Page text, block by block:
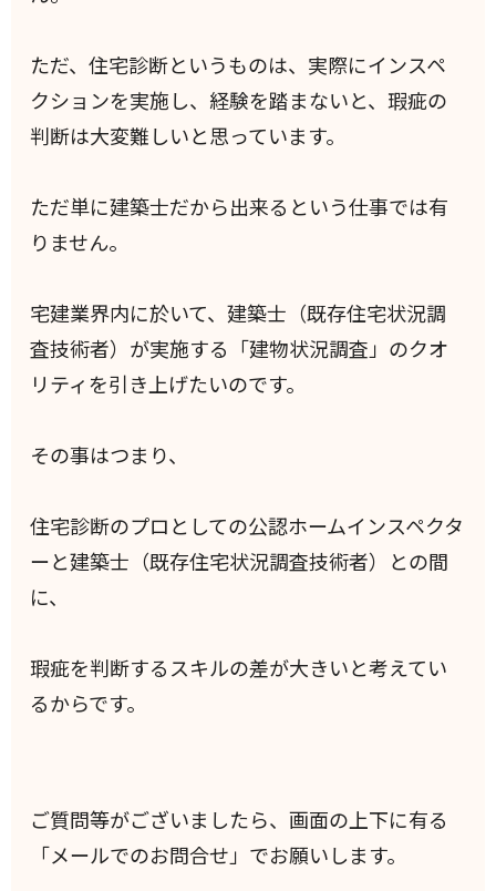
ただ、住宅診断というものは、実際にインスペ
クションを実施し、経験を踏まないと、瑕疵の
判断は大変難しいと思っています。
ただ単に建築士だから出来るという仕事では有
りません。
宅建業界内に於いて、建築士（既存住宅状況調
査技術者）が実施する「建物状況調査」のクオ
リティを引き上げたいのです。
その事はつまり、
住宅診断のプロとしての公認ホームインスペクタ
ーと建築士（既存住宅状況調査技術者）との間
に、
瑕疵を判断するスキルの差が大きいと考えてい
るからです。
ご質問等がございましたら、画面の上下に有る
「メールでのお問合せ」でお願いします。